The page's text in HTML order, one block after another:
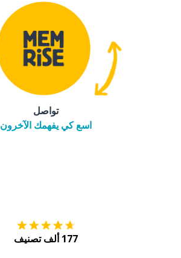
تواصل
اسع كي يفهمك الآخرون
177 ألف تصنيف